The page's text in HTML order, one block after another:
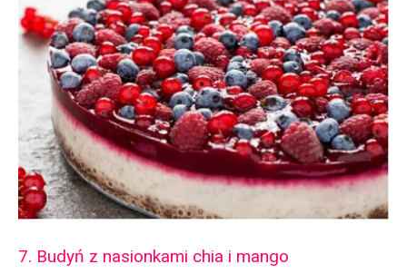
7. Budyń z nasionkami chia i mango